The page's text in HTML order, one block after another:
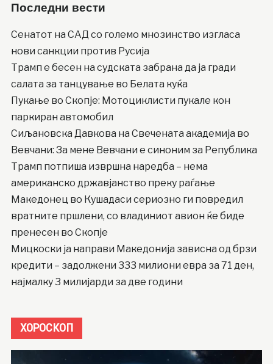
Последни вести
Сенатот на САД со големо мнозинство изгласа
нови санкции против Русија
Трамп е бесен на судската забрана да ја гради
салата за танцување во Белата куќа
Пукање во Скопје: Мотоциклисти пукале кон
паркиран автомобил
Сиљановска Давкова на Свечената академија во
Вевчани: За мене Вевчани е синоним за Република
Трамп потпиша извршна наредба – нема
американско државјанство преку раѓање
Македонец во Кушадаси сериозно ги повредил
вратните пршлени, со владиниот авион ќе биде
пренесен во Скопје
Мицкоски ја направи Македонија зависна од брзи
кредити – задолжени 333 милиони евра за 71 ден,
најмалку 3 милијарди за две години
ХОРОСКОП